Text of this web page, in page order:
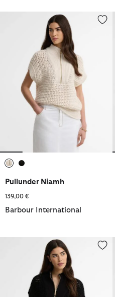
Pullunder Niamh
Pullunder Niamh
139,00 €
Barbour International
Pullunder Niamh